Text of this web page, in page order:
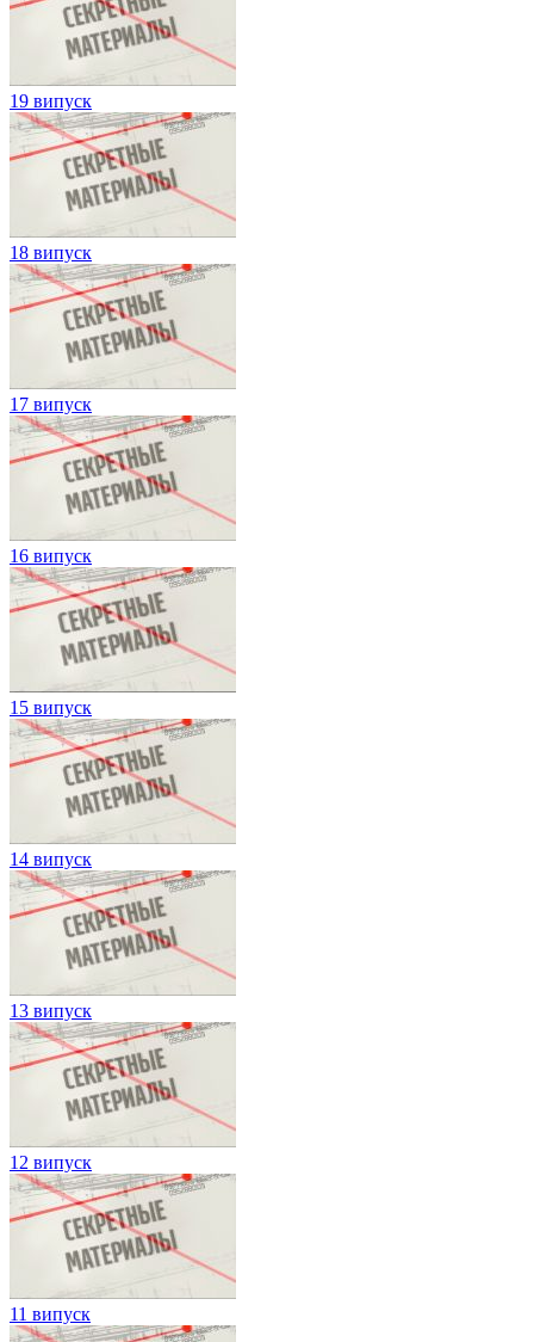
19 випуск
18 випуск
17 випуск
16 випуск
15 випуск
14 випуск
13 випуск
12 випуск
11 випуск